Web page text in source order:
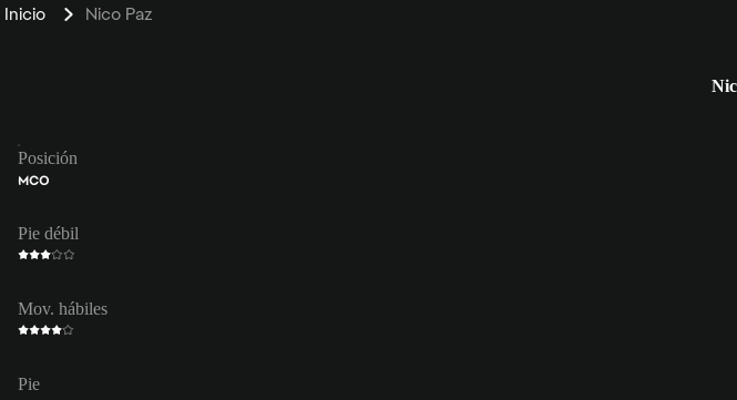
Inicio Nico Paz
Posición
MCO
Pie débil
Mov. hábiles
Pie